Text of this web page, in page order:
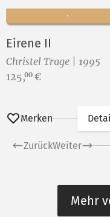
Eirene II
Christel Trage | 1995
Preis:
125,00 €
Merken
ZurückWeiter
Mehr